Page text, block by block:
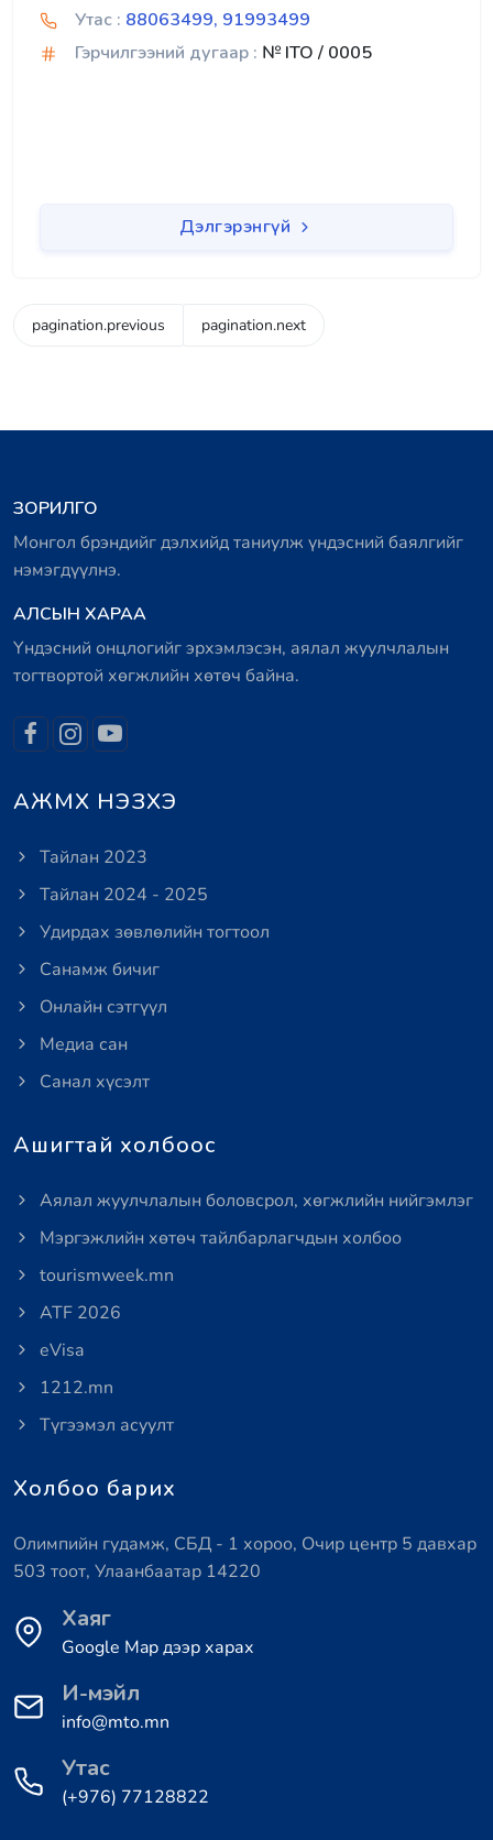
Утас : 88063499, 91993499
Гэрчилгээний дугаар : № ITO / 0005
Дэлгэрэнгүй
pagination.previous pagination.next
ЗОРИЛГО
Монгол брэндийг дэлхийд таниулж үндэсний баялгийг
нэмэгдүүлнэ.
АЛСЫН ХАРАА
Үндэсний онцлогийг эрхэмлэсэн, аялал жуулчлалын
тогтвортой хөгжлийн хөтөч байна.
АЖМХ НЭЗХЭ
Тайлан 2023
Тайлан 2024 - 2025
Удирдах зөвлөлийн тогтоол
Санамж бичиг
Онлайн сэтгүүл
Медиа сан
Санал хүсэлт
Ашигтай холбоос
Аялал жуулчлалын боловсрол, хөгжлийн нийгэмлэг
Мэргэжлийн хөтөч тайлбарлагчдын холбоо
tourismweek.mn
ATF 2026
eVisa
1212.mn
Түгээмэл асуулт
Холбоо барих
Олимпийн гудамж, СБД - 1 хороо, Очир центр 5 давхар
503 тоот, Улаанбаатар 14220
Хаяг
Google Map дээр харах
И-мэйл
info@mto.mn
Утас
(+976) 77128822